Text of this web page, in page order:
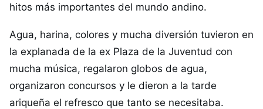
hitos más importantes del mundo andino.
Agua, harina, colores y mucha diversión tuvieron en
la explanada de la ex Plaza de la Juventud con
mucha música, regalaron globos de agua,
organizaron concursos y le dieron a la tarde
ariqueña el refresco que tanto se necesitaba.